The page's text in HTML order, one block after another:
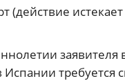
(действие
заявителя
требуется